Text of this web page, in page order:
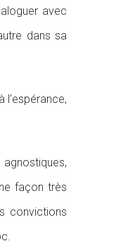
avec
dans sa
façon très
convictions